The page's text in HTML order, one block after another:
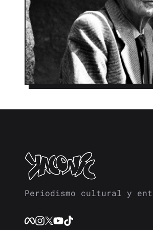
Periodismo cultural y